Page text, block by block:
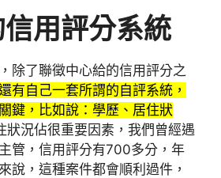
用評分系統
除了聯徵中心給的信用評分之
有自己一套所謂的自評系統，
鍵，比如說：學歷、居住狀
狀況佔很重要因素，我們曾經遇
管，信用評分有700多分，年
說，這種案件都會順利過件，